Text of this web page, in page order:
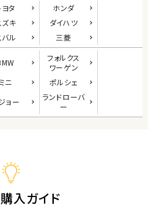
ハツ
ン
ドスター
ダ
ヨタ
ホンダ
ズキ
ダイハツ
バル 三菱
フォルクス
ワーゲン
ミニ
ポルシェ
ョー ランドローバ
ー
入ガイド